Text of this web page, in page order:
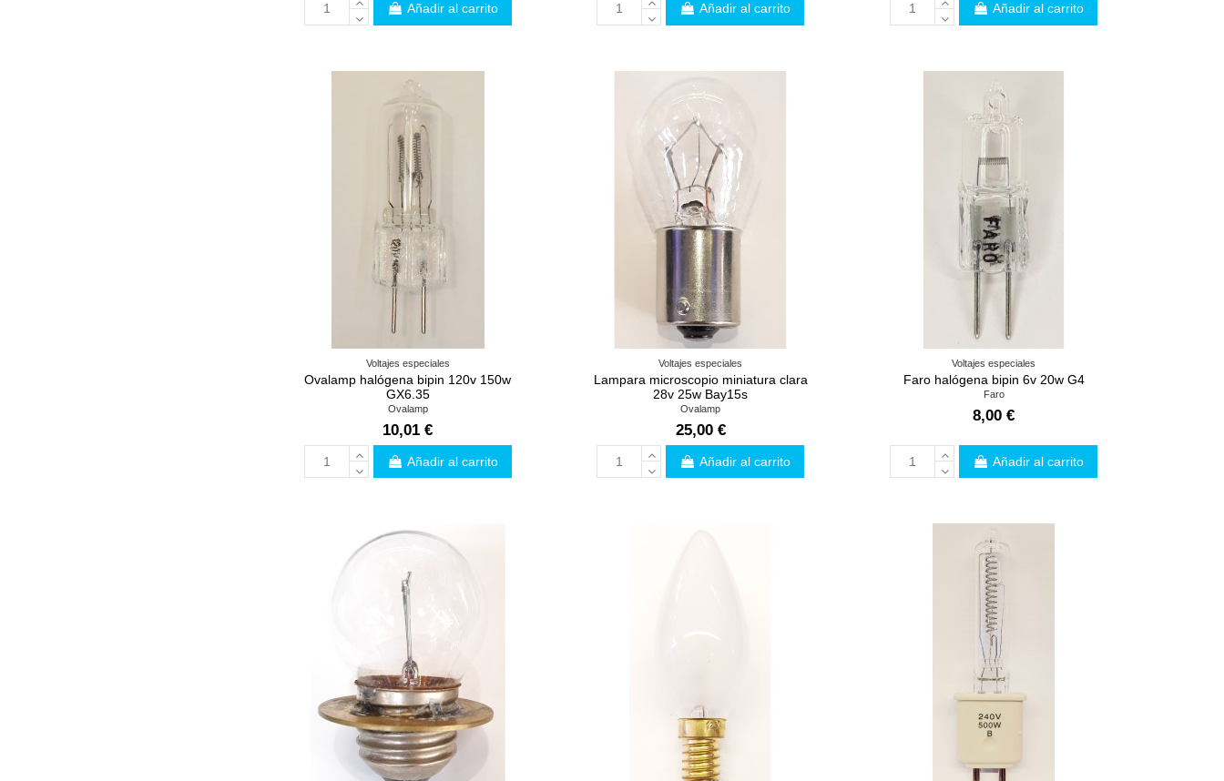
Añadir al carrito Añadir al carrito Añadir al carrito
Voltajes especiales
Ovalamp halógena bipin 120v 150w
GX6.35
Ovalamp
10,01 €
Añadir al carrito
Voltajes especiales
Lampara microscopio miniatura clara
28v 25w Bay15s
Ovalamp
25,00 €
Añadir al carrito
Voltajes especiales
Faro halógena bipin 6v 20w G4
Faro
8,00 €
Añadir al carrito